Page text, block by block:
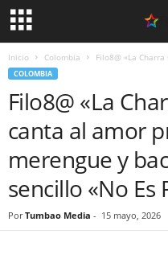
Inicio Colombia Filo8@ «La
COLOMBIA
Filo8@ «La
canta al amor
merengue y
sencillo «No Es
Por Tumbao Media - 15 mayo, 2026